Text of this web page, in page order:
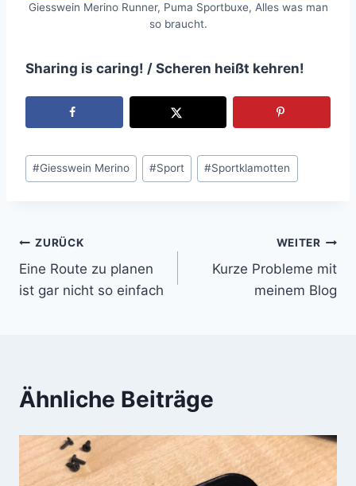
Giesswein Merino Runner, Puma Sportbuxe, Alles was man
so braucht.
Sharing is caring! / Scheren heißt kehren!
Schlagworte:
#Giesswein Merino #Sport #Sportklamotten
Beitragsnavigation
ZURÜCK
Eine Route zu planen
ist gar nicht so einfach
WEITER
Kurze Probleme mit
meinem Blog
Ähnliche Beiträge